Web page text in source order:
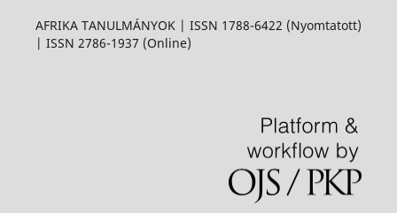
AFRIKA TANULMÁNYOK | ISSN 1788-6422 (Nyomtatott)
| ISSN 2786-1937 (Online)